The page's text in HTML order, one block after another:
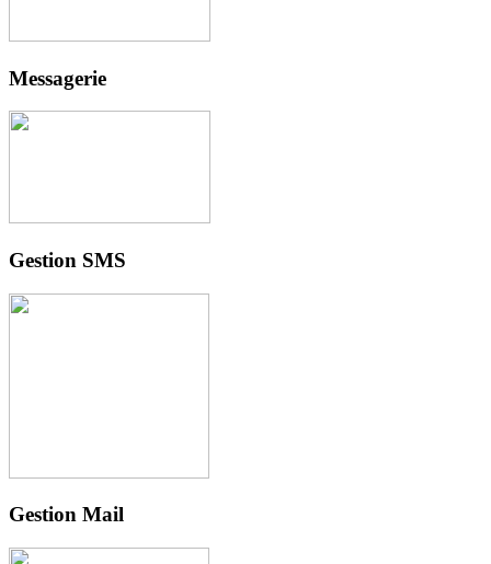
Messagerie
Gestion SMS
Gestion Mail